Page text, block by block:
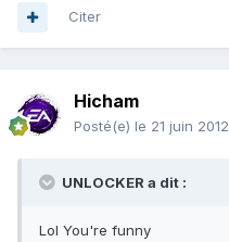
Citer
Hicham
Posté(e) le 21 juin 2012
UNLOCKER a dit :
Lol You're funny